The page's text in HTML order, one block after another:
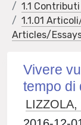
1.1
1.1.01
Articles/
Vivere
tempo di
LIZZOLA,